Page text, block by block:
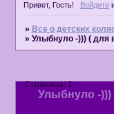
Привет, Гость! Войдите
» Все о детских
» Улыбнуло -))) ( для
Улыбнуло -)))
Страница:1